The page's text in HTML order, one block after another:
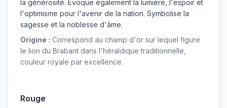
la générosité. Évoque également la lumière, l'espoir et
l'optimisme pour l'avenir de la nation. Symbolise la
sagesse et la noblesse d'âme.
Origine : Correspond au champ d'or sur lequel figure
le lion du Brabant dans l'héraldique traditionnelle,
couleur royale par excellence.
Rouge